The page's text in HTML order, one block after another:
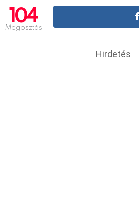
104
Megosztás
Hirdetés